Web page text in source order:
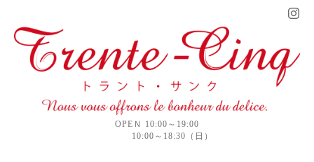
OPEＮ 10:00～19:00
10:00～18:30（日）